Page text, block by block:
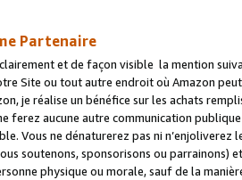
Partenaire
et de façon visible la mention
Site ou tout autre endroit où Amazon
je réalise un bénéfice sur les achats
ferez aucune autre communication
Vous ne dénaturerez pas ni
soutenons, sponsorisons ou parrainons)
physique ou morale, sauf de la